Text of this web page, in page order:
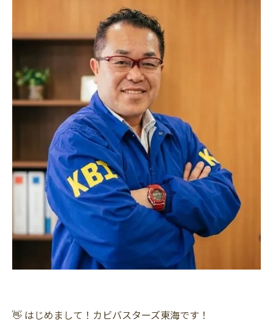
👋 はじめまして！カビバスターズ東海です！